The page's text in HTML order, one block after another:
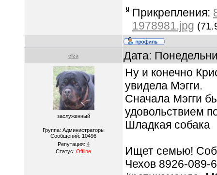
Прикрепления:
1978981.jpg
elza Дата:
заслуженный
Группа: Администраторы
Сообщений: 10496
Репутация: 4
Статус: Offline
Ну и конечно
увидела Мэгги.
Сначала Мэгги
удовольствием
Шладкая собака
Ищет семью!
Чехов 8926-089-